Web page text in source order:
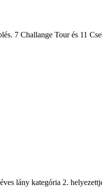
7 Challange Tour és 11
lány kategória 2.